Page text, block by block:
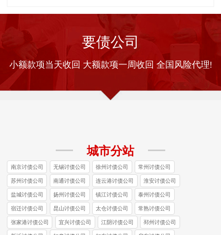
要债公司
小额款项当天收回 大额款项一周收回 全国风险代理!
城市分站
南京讨债公司 无锡讨债公司 徐州讨债公司 常州讨债公司
苏州讨债公司 南通讨债公司 连云港讨债公司 淮安讨债公司
盐城讨债公司 扬州讨债公司 镇江讨债公司 泰州讨债公司
宿迁讨债公司 昆山讨债公司 太仓讨债公司 常熟讨债公司
张家港讨债公司 宜兴讨债公司 江阴讨债公司 邳州讨债公司